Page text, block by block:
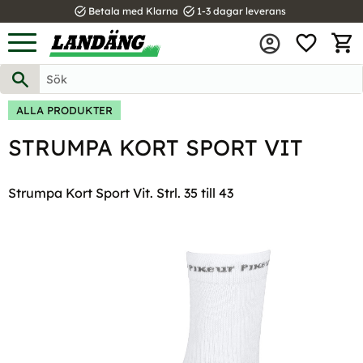
Meny
task_alt Betala med Klarna task_alt 1-3 dagar leverans
ALLA PRODUKTER
STRUMPA KORT SPORT VIT
Strumpa Kort Sport Vit. Strl. 35 till 43